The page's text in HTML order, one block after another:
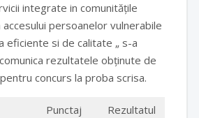
integrate in comunitățile
persoanelor vulnerabile
eficiente si de calitate „ s-a
rezultatele obținute de
concurs la proba scrisa.
Punctaj
Rezultatul